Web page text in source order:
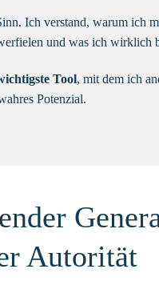
Ich verstand, warum ich
und was ich wirklich
Tool, mit dem ich
Potenzial.
Autorität